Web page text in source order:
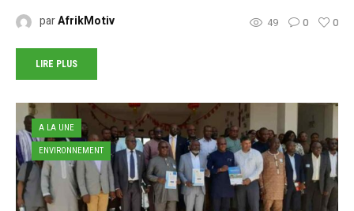
parAfrikMotiv 49 0 0
LIRE PLUS
A LA UNE
ENVIRONNEMENT